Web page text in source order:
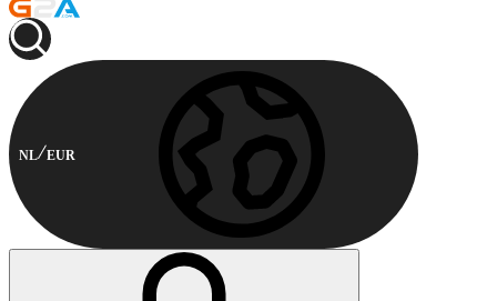
NL EUR